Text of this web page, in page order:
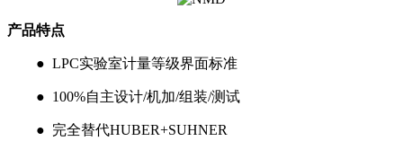
产品特点
● LPC实验室计量等级界面标准
● 100%自主设计/机加/组装/测试
● 完全替代HUBER+SUHNER